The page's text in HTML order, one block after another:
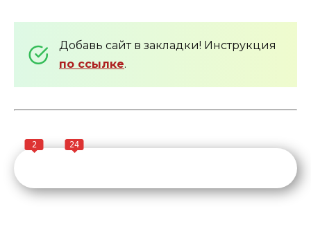
Добавь сайт в закладки! Инструкция
по ссылке.
2 24